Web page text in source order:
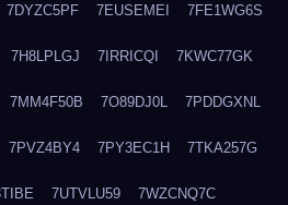
7DYZC5PF 7EUSEMEI 7FE1WG6S
7H8LPLGJ 7IRRICQI 7KWC77GK
7MM4F50B 7O89DJ0L 7PDDGXNL
7PVZ4BY4 7PY3EC1H 7TKA257G
7UTVLU59 7WZCNQ7C